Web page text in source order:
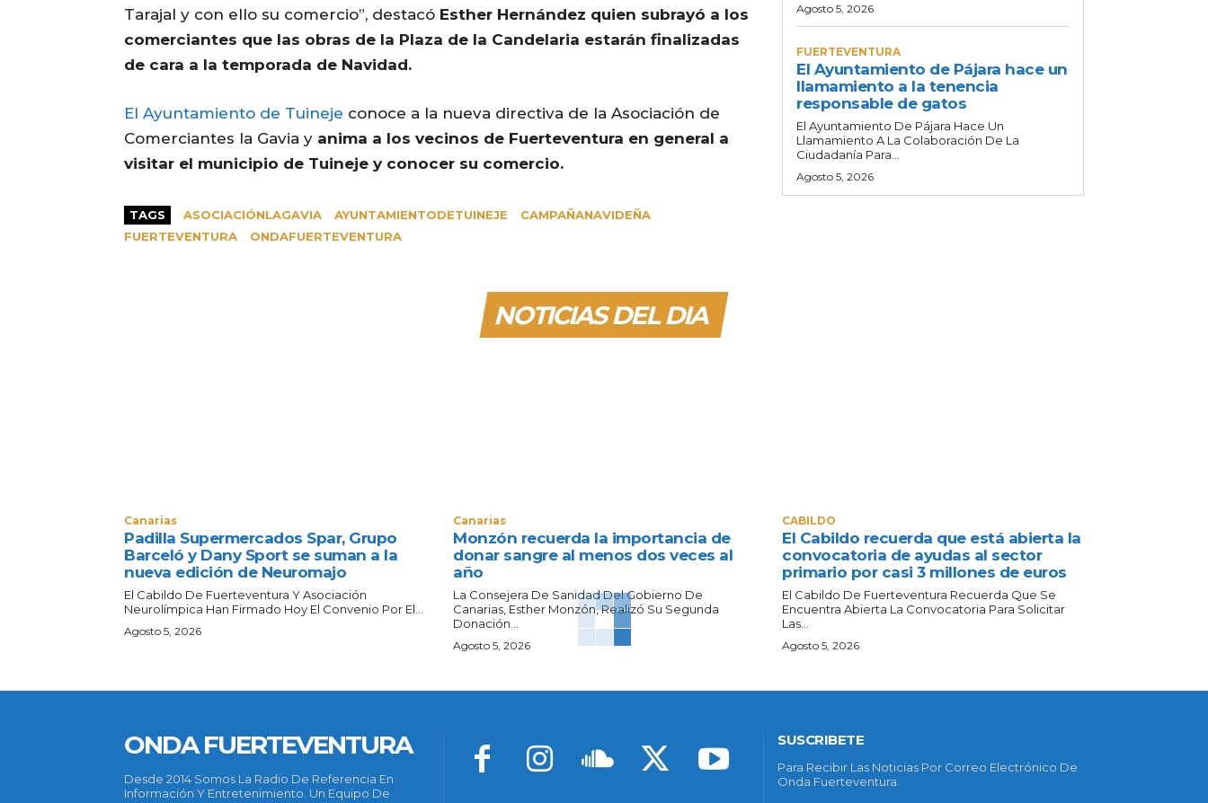
Tarajal y con ello su comercio”, destacó Esther Hernández quien subrayó a los
comerciantes que las obras de la Plaza de la Candelaria estarán finalizadas
de cara a la temporada de Navidad.
El Ayuntamiento de Tuineje conoce a la nueva directiva de la Asociación de
Comerciantes la Gavia y anima a los vecinos de Fuerteventura en general a
visitar el municipio de Tuineje y conocer su comercio.
TAGS ASOCIACIÓNLAGAVIA AYUNTAMIENTODETUINEJE
CAMPAÑANAVIDEÑA
FUERTEVENTURA
ONDAFUERTEVENTURA
Agosto 5, 2026
FUERTEVENTURA
El Ayuntamiento de Pájara hace un
llamamiento a la tenencia
responsable de gatos
El Ayuntamiento De Pájara Hace Un
Llamamiento A La Colaboración De La
Ciudadanía Para...
Agosto 5, 2026
NOTICIAS DEL DIA
Canarias
Padilla Supermercados Spar, Grupo
Barceló y Dany Sport se suman a la
nueva edición de Neuromajo
El Cabildo De Fuerteventura Y Asociación
Neurolímpica Han Firmado Hoy El Convenio Por El...
Agosto 5, 2026
Canarias
Monzón recuerda la importancia de
donar sangre al menos dos veces al
año
La Consejera De Sanidad Del Gobierno De
Canarias, Esther Monzón, Realizó Su Segunda
Donación...
Agosto 5, 2026
CABILDO
El Cabildo recuerda que está abierta la
convocatoria de ayudas al sector
primario por casi 3 millones de euros
El Cabildo De Fuerteventura Recuerda Que Se
Encuentra Abierta La Convocatoria Para Solicitar
Las...
Agosto 5, 2026
ONDA FUERTEVENTURA
Desde 2014 Somos La Radio De Referencia En
Información Y Entretenimiento. Un Equipo De
SUSCRIBETE
Para Recibir Las Noticias Por Correo Electrónico De
Onda Fuerteventura.